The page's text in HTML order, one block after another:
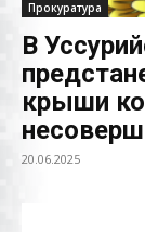
Прокуратура
В
крыши
20.06.2025